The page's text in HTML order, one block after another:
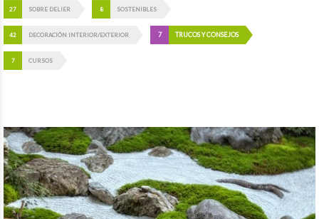
27 SOBRE DELIER 8 SOSTENIBLES
42 DECORACIÓN INTERIOR/EXTERIOR 7 TRUCOS Y CONSEJOS
7 CURSOS